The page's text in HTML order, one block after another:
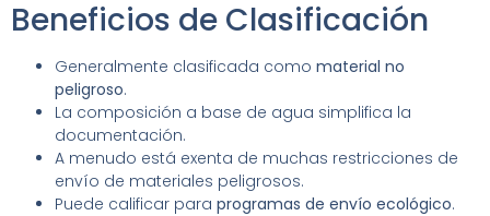
Beneficios de Clasificación
Generalmente clasificada como material no
peligroso.
La composición a base de agua simplifica la
documentación.
A menudo está exenta de muchas restricciones de
envío de materiales peligrosos.
Puede calificar para programas de envío ecológico.